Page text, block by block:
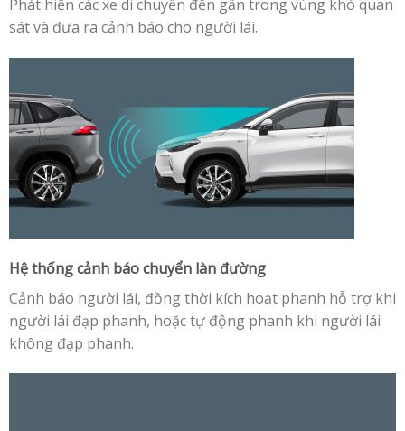
Phát hiện các xe di chuyển đến gần trong vùng khó quan
sát và đưa ra cảnh báo cho người lái.
Hệ thống cảnh báo chuyển làn đường
Cảnh báo người lái, đồng thời kích hoạt phanh hỗ trợ khi
người lái đạp phanh, hoặc tự động phanh khi người lái
không đạp phanh.